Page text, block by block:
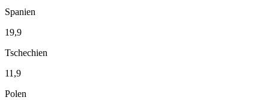
Spanien
19,9
Tschechien
11,9
Polen